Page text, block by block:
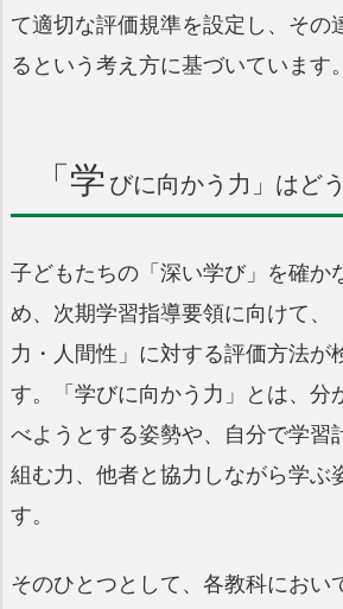
て適切な評価規準を設定し、その
るという考え方に基づいています。
「学 びに向かう力」はど
子どもたちの「深い学び」を確か
め、次期学習指導要領に向けて、
力・人間性」に対する評価方法が
す。「学びに向かう力」とは、分
べようとする姿勢や、自分で学習
組む力、他者と協力しながら学ぶ
す。
そのひとつとして、各教科におい